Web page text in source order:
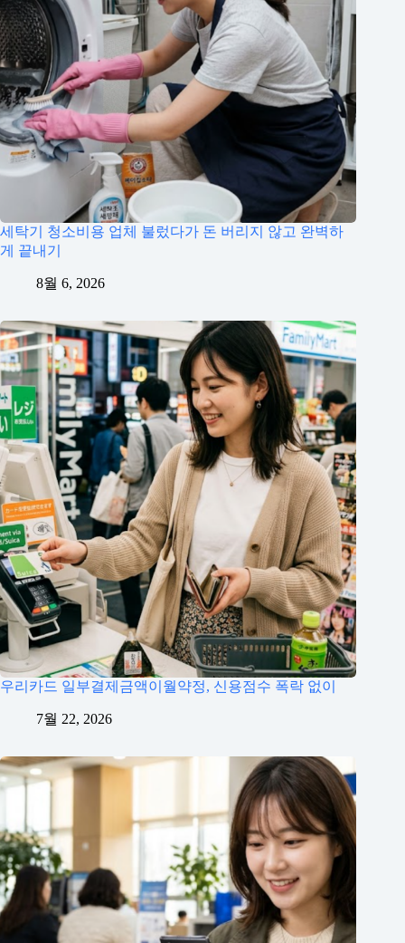
세탁기 청소비용 업체 불렀다가 돈 버리지 않고 완벽하
게 끝내기
8월 6, 2026
우리카드 일부결제금액이월약정, 신용점수 폭락 없이
7월 22, 2026